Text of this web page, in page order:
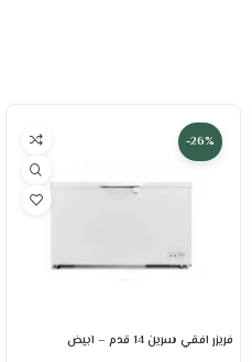
-26%
فريزر افقي سرين 14 قدم – ابيض